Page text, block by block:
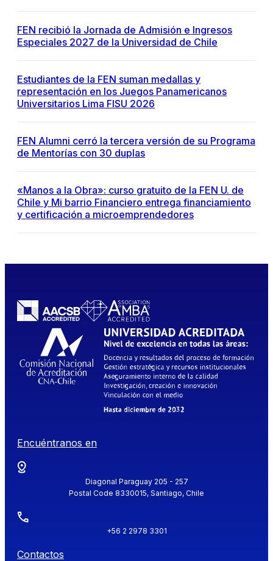
FEN recibió la Jornada de Admisión e Ingresos
Especiales 2027 de la Universidad de Chile
Estudiantes de la FEN suman medallas y
representación en los Juegos Panamericanos
Universitarios Lima FISU 2026
FEN Alumni cerró la tercera versión de su Programa
de Mentorías con 30 duplas
«Manos a la Obra»: curso gratuito de la FEN U. de
Chile y Mi barrio Financiero entrega financiamiento
y certificación a microemprendedores
Encuéntranos en
Diagonal Paraguay 205 - 257
Postal Code 8330015, Santiago, Chile
+56 2 2978 3301
Contactos